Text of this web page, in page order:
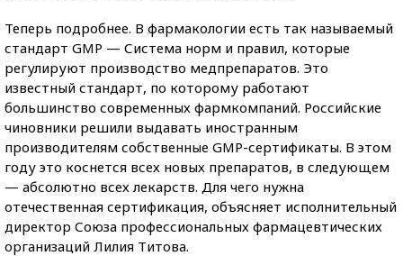
Теперь подробнее. В фармакологии есть так называемый
стандарт GMP — Система норм и правил, которые
регулируют производство медпрепаратов. Это
известный стандарт, по которому работают
большинство современных фармкомпаний. Российские
чиновники решили выдавать иностранным
производителям собственные GMP-сертификаты. В этом
году это коснется всех новых препаратов, в следующем
— абсолютно всех лекарств. Для чего нужна
отечественная сертификация, объясняет исполнительный
директор Союза профессиональных фармацевтических
организаций Лилия Титова.